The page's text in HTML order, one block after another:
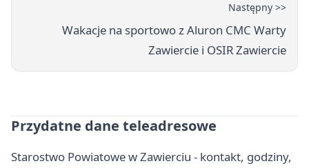
Następny >>
Wakacje na sportowo z Aluron CMC Warty
Zawiercie i OSIR Zawiercie
Przydatne dane teleadresowe
Starostwo Powiatowe w Zawierciu - kontakt, godziny,